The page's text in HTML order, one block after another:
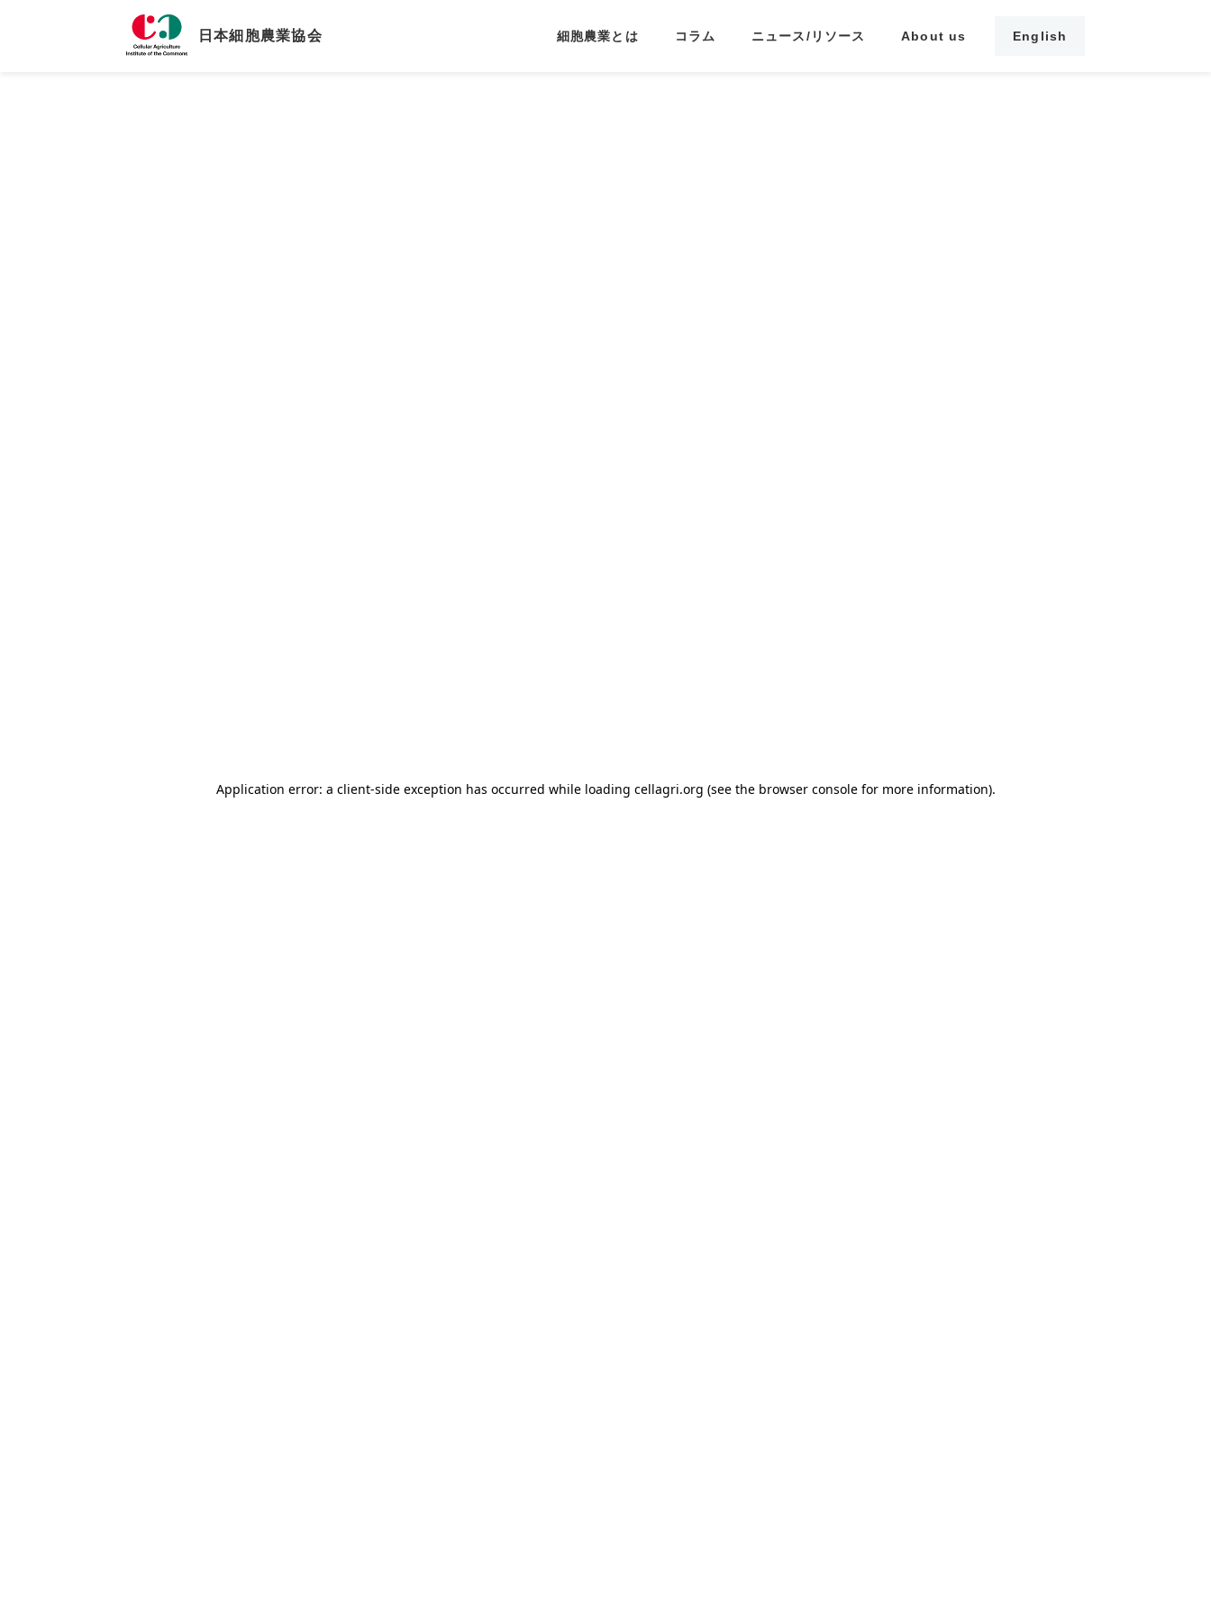
日本細胞農業協会 細胞農業とは コラム ニュース/リソース About us English
Application error: a client-side exception has occurred while loading cellagri.org (see the browser console for more information).